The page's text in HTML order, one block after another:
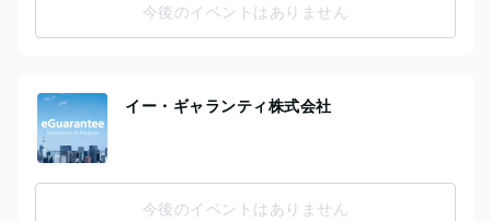
今後のイベントはありません
イー・ギャランティ株式会社
今後のイベントはありません